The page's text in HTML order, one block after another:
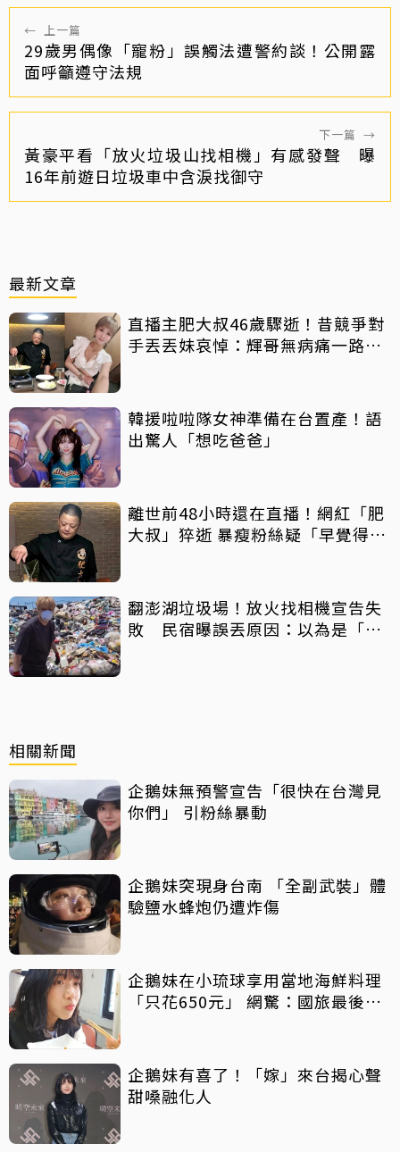
← 上一篇
29歲男偶像「寵粉」誤觸法遭警約談！公開露
面呼籲遵守法規
下一篇 →
黃豪平看「放火垃圾山找相機」有感發聲 曝
16年前遊日垃圾車中含淚找御守
最新文章
直播主肥大叔46歲驟逝！昔競爭對
手丟丟妹哀悼：輝哥無病痛一路好
韓援啦啦隊女神準備在台置產！語
出驚人「想吃爸爸」
離世前48小時還在直播！網紅「肥
大叔」猝逝 暴瘦粉絲疑「早覺得不
翻澎湖垃圾場！放火找相機宣告失
敗 民宿曝誤丟原因：以為是「按
相關新聞
企鵝妹無預警宣告「很快在台灣見
你們」 引粉絲暴動
企鵝妹突現身台南 「全副武裝」體
驗鹽水蜂炮仍遭炸傷
企鵝妹在小琉球享用當地海鮮料理
「只花650元」 網驚：國旅最後希
企鵝妹有喜了！「嫁」來台揭心聲
甜嗓融化人